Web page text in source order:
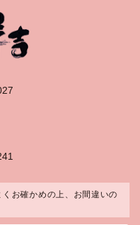
お確かめの上、お間違いの